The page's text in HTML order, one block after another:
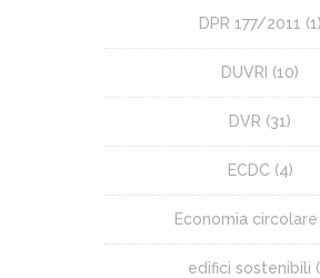
DPR 177/2011 (1)
DUVRI (10)
DVR (31)
ECDC (4)
Economia circolare
edifici sostenibili